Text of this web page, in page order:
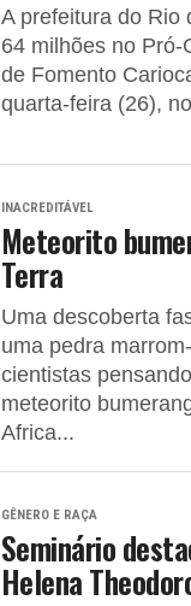
A prefeitura do Rio
64 milhões no
de Fomento
quarta-feira (26),
INACREDITÁVEL
Meteorito
Terra
Uma descoberta
uma pedra
cientistas
meteorito
Africa...
GÊNERO E RAÇA
Seminário
Helena